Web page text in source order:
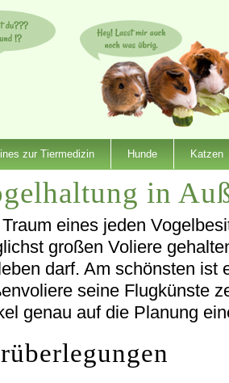
zur Tiermedizin Hunde Katzen
in
eines jeden
großen Voliere
darf. Am schönsten ist
seine Flugkünste
genau auf die Planung